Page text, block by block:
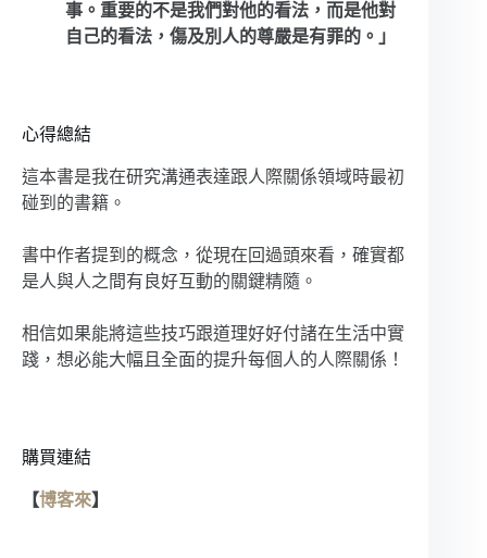
事。重要的不是我們對他的看法，而是他對
自己的看法，傷及別人的尊嚴是有罪的。」
心得總結
這本書是我在研究溝通表達跟人際關係領域時最初
碰到的書籍。
書中作者提到的概念，從現在回過頭來看，確實都
是人與人之間有良好互動的關鍵精隨。
相信如果能將這些技巧跟道理好好付諸在生活中實
踐，想必能大幅且全面的提升每個人的人際關係！
購買連結
【博客來】